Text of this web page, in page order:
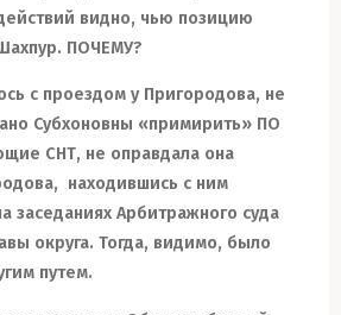
видно, чью позицию
ПОЧЕМУ?
с проездом у Пригородова, не
Субхоновны «примирить» ПО
СНТ, не оправдала она
находившись с ним
заседаниях Арбитражного суда
округа. Тогда, видимо, было
путем.